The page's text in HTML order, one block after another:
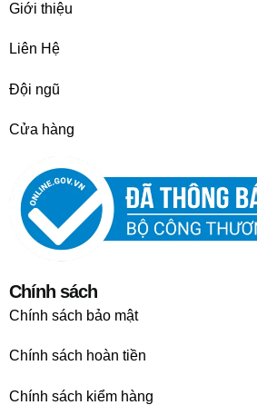
Giới thiệu
Liên Hệ
Đội ngũ
Cửa hàng
Chính sách
Chính sách bảo mật
Chính sách hoàn tiền
Chính sách kiểm hàng